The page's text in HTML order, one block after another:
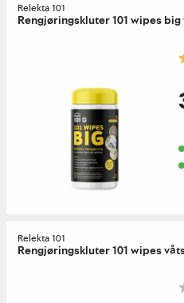
Relekta 101
Rengjøringskluter 101 wipes
Relekta 101
Rengjøringskluter 101 wipes